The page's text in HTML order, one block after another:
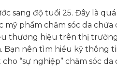
sang độ tuổi 25. Đây là
phẩm chăm sóc da
thương hiệu trên thị
nên tìm hiểu kỹ thông
“sự nghiệp” chăm sóc da